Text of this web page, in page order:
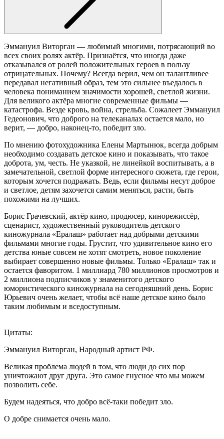
Эммануил Виторган ― любимый многими, потрясающий во
всех своих ролях актёр. Признаётся, что иногда даже
отказывался от ролей положительных героев в пользу
отрицательных. Почему? Всегда верил, чем он талантливее
передавал негативный образ, тем это сильнее въедалось в
человека пониманием значимости хорошей, светлой жизни.
Для великого актёра многие современные фильмы ―
катастрофа. Везде кровь, война, стрельба. Сожалеет Эммануил
Гедеонович, что доброго на телеканалах остается мало, но
верит, ― добро, наконец-то, победит зло.
По мнению фотохудожника Елены Мартынюк, всегда добрым
необходимо создавать детское кино и показывать, что такое
доброта, ум, честь. Не указкой, не линейкой воспитывать, а в
замечательной, светлой форме интересного сюжета, где герои,
которым хочется подражать. Ведь, если фильмы несут доброе
и светлое, детям захочется самим меняться, расти, быть
похожими на лучших.
Борис Грачевский, актёр кино, продюсер, кинорежиссёр,
сценарист, художественный руководитель детского
киножурнала «Ералаш» работает над добрыми детскими
фильмами многие годы. Грустит, что удивительное кино его
детства юные совсем не хотят смотреть, новое поколение
выбирает совершенно новые фильмы. Только «Ералаш» так и
остается фаворитом. 1 миллиард 780 миллионов просмотров и
2 миллиона подписчиков у знаменитого детского
юмористического киножурнала на сегодняшний день. Борис
Юрьевич очень желает, чтобы всё наше детское кино было
таким любимым и вседоступным.
Цитаты:
Эммануил Виторган, Народный артист РФ.
Великая проблема людей в том, что люди до сих пор
уничтожают друг друга. Это самое гнусное что мы можем
позволить себе.
Будем надеяться, что добро всё-таки победит зло.
О добре снимается очень мало.